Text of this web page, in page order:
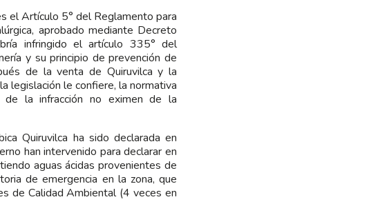
el Artículo 5° del Reglamento para
aprobado mediante Decreto
infringido el artículo 335° del
y su principio de prevención de
de la venta de Quiruvilca y la
legislación le confiere, la normativa
de la infracción no eximen de la
Quiruvilca ha sido declarada en
han intervenido para declarar en
aguas ácidas provenientes de
de emergencia en la zona, que
de Calidad Ambiental (4 veces en